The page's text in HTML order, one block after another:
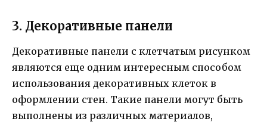
3. Декоративные панели
Декоративные панели с клетчатым рисунком
являются еще одним интересным способом
использования декоративных клеток в
оформлении стен. Такие панели могут быть
выполнены из различных материалов,